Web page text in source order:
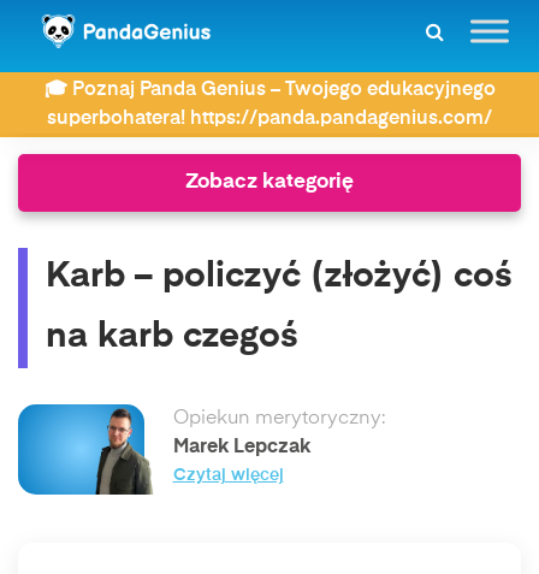
🎓 Poznaj Panda Genius – Twojego edukacyjnego
superbohatera! https://panda.pandagenius.com/
ZDAY Słownik związków frazeologicznych
Karb – policzyć (złożyć) coś na karb czegoś
Zobacz kategorię
Karb – policzyć (złożyć) coś
na karb czegoś
Opiekun merytoryczny:
Marek Lepczak
Czytaj więcej